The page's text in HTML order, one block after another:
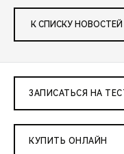
К СПИСКУ НОВОСТЕЙ
ЗАПИСАТЬСЯ НА
КУПИТЬ ОНЛАЙН